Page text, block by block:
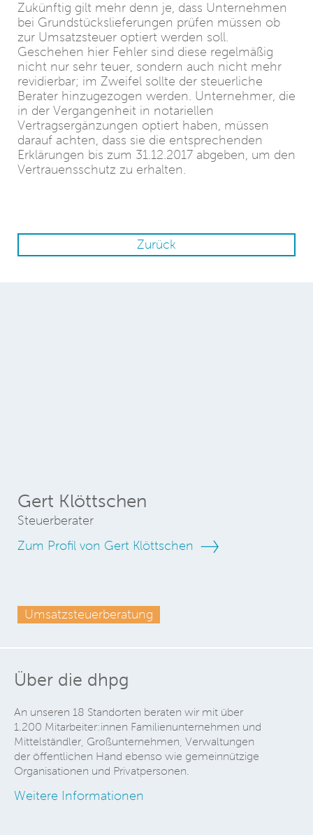
Zukünftig gilt mehr denn je, dass Unternehmen
bei Grundstückslieferungen prüfen müssen ob
zur Umsatzsteuer optiert werden soll.
Geschehen hier Fehler sind diese regelmäßig
nicht nur sehr teuer, sondern auch nicht mehr
revidierbar; im Zweifel sollte der steuerliche
Berater hinzugezogen werden. Unternehmer, die
in der Vergangenheit in notariellen
Vertragsergänzungen optiert haben, müssen
darauf achten, dass sie die entsprechenden
Erklärungen bis zum 31.12.2017 abgeben, um den
Vertrauensschutz zu erhalten.
Zurück
Gert Klöttschen
Steuerberater
Zum Profil von Gert Klöttschen
Umsatzsteuerberatung
Über die dhpg
An unseren 18 Standorten beraten wir mit über
1.200 Mitarbeiter:innen Familienunternehmen und
Mittelständler, Großunternehmen, Verwaltungen
der öffentlichen Hand ebenso wie gemeinnützige
Organisationen und Privatpersonen.
Weitere Informationen